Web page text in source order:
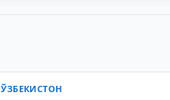
ЎЗБЕКИСТОН